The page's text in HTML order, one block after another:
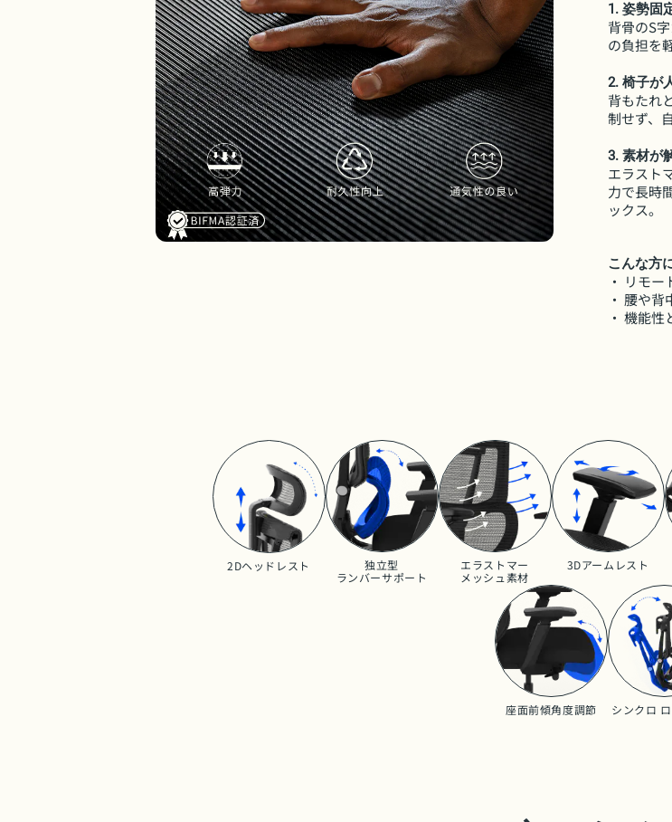
1. 姿勢固
背骨のS
の負担を
2. 椅子が
背もたれ
制せず、
3. 素材が
エラスト
力で長時
ックス。
こんな方
・ リモ
・ 腰や
・ 機能
2Dヘッドレスト
独立型
ランバーサポート
エラストマー
メッシュ素材
3Dアームレスト
座面前傾角度調節 シンクロ